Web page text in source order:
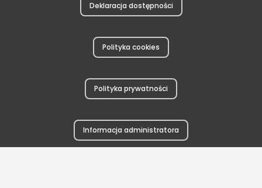
Deklaracja dostępności
Polityka cookies
Polityka prywatności
Informacja administratora